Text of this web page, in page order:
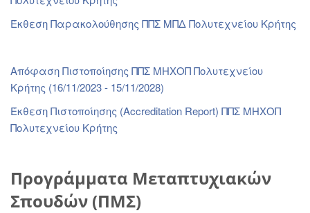
Έκθεση Παρακολούθησης ΠΠΣ ΜΠΔ Πολυτεχνείου Κρήτης
Απόφαση Πιστοποίησης ΠΠΣ ΜΗΧΟΠ Πολυτεχνείου
Κρήτης (16/11/2023 - 15/11/2028)
Έκθεση Πιστοποίησης (Accreditation Report) ΠΠΣ ΜΗΧΟΠ
Πολυτεχνείου Κρήτης
Προγράμματα Μεταπτυχιακών
Σπουδών (ΠΜΣ)